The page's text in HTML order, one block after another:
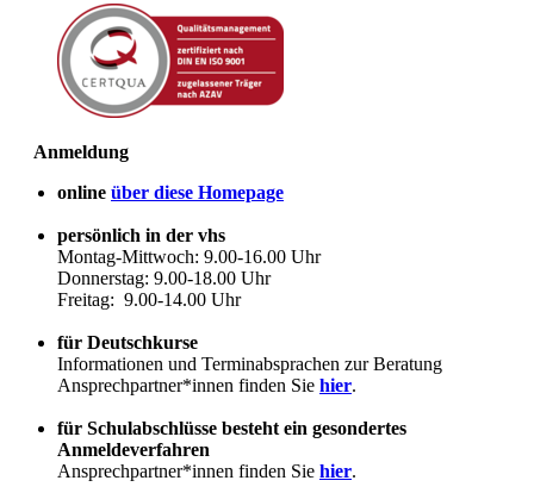
Anmeldung
online über diese Homepage
persönlich in der vhs
Montag-Mittwoch: 9.00-16.00 Uhr
Donnerstag: 9.00-18.00 Uhr
Freitag: 9.00-14.00 Uhr
für Deutschkurse
Informationen und Terminabsprachen zur Beratung
Ansprechpartner*innen finden Sie hier.
für Schulabschlüsse besteht ein gesondertes
Anmeldeverfahren
Ansprechpartner*innen finden Sie hier.